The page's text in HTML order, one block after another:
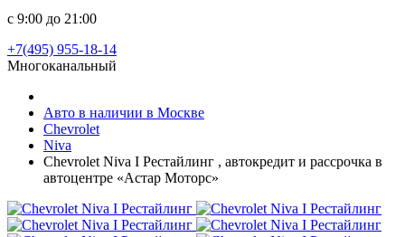
с 9:00 до 21:00
+7(495) 955-18-14
Многоканальный
Авто в наличии в Москве
Chevrolet
Niva
Chevrolet Niva I Рестайлинг , автокредит и рассрочка в
автоцентре «Астар Моторс»